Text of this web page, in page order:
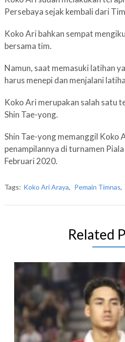
Persebaya sejak kembali dari
Koko Ari bahkan sempat
bersama tim.
Namun, saat memasuki latihan
harus menepi dan menjalani
Koko Ari merupakan salah satu
Shin Tae-yong.
Shin Tae-yong memanggil Koko
penampilannya di turnamen
Februari 2020.
Tags: Koko Ari Araya, Pemain Timnas,
Related